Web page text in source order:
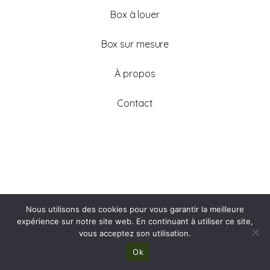
Box à louer
Box sur mesure
À propos
Contact
Mentions légales
Politique de confidentialité
Copyright © 2025
Nous utilisons des cookies pour vous garantir la meilleure
expérience sur notre site web. En continuant à utiliser ce site,
vous acceptez son utilisation.
Ok